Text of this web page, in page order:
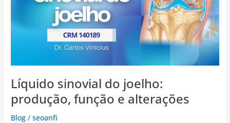
Líquido sinovial do joelho:
produção, função e alterações
Blog /seoanfi
e